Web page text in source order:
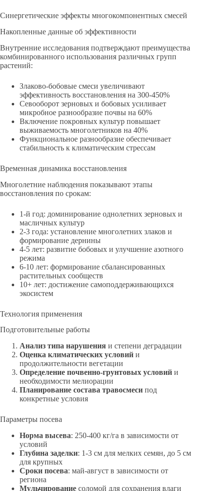
Синергетические эффекты многокомпонентных смесей
Накопленные данные об эффективности
Внутренние исследования подтверждают преимущества
комбинированного использования различных групп
растений:
Злаково-бобовые смеси увеличивают
эффективность восстановления на 300-450%
Севооборот зерновых и бобовых усиливает
микробное разнообразие почвы на 60%
Включение покровных культур повышает
выживаемость многолетников на 40%
Функциональное разнообразие обеспечивает
стабильность к климатическим стрессам
Временная динамика восстановления
Многолетние наблюдения показывают этапы
восстановления по срокам:
1-й год: доминирование однолетних зерновых и
масличных культур
2-3 года: установление многолетних злаков и
формирование дернины
4-5 лет: развитие бобовых и улучшение азотного
режима
6-10 лет: формирование сбалансированных
растительных сообществ
10+ лет: достижение самоподдерживающихся
экосистем
Технология применения
Подготовительные работы
Анализ типа нарушения и степени деградации
Оценка климатических условий и
продолжительности вегетации
Определение почвенно-грунтовых условий и
необходимости мелиорации
Планирование состава травосмеси под
конкретные условия
Параметры посева
Норма высева: 250-400 кг/га в зависимости от
условий
Глубина заделки: 1-3 см для мелких семян, до 5 см
для крупных
Сроки посева: май-август в зависимости от
региона
Мульчирование соломой для сохранения влаги